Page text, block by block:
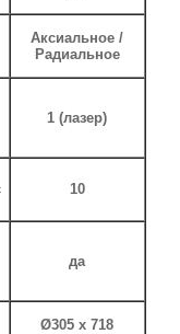
Аксиальное /
Радиальное
1 (лазер)
10
да
Ø305 x 718